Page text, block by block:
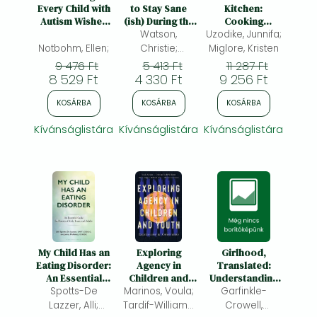
Frieren manga
One-Punch Man manga
Every Child with
Autism Wishes
Anniversary
Edition
Notbohm, Ellen;
9 476 Ft
8 529 Ft
KOSÁRBA
Kívánságlistára
to Stay Sane
(ish) During the
Teen Years
Watson,
Christie;
Egberongbe,
Rowan
5 413 Ft
4 330 Ft
KOSÁRBA
Kívánságlistára
Kitchen:
Cooking
Together to
Nurture Your
Child's
Curiosity,
Confidence, and
Love of Food
Uzodike, Junnifa;
Miglore, Kristen
11 287 Ft
9 256 Ft
KOSÁRBA
Kívánságlistára
My Child Has an
Eating Disorder:
An Essential
Guide for
Parents of Kids,
Spotts-De
Lazzer, Alli;
Exploring
Agency in
Children and
Youth:
Expressions and
Marinos, Voula;
Tardif-Williams,
Girlhood,
Translated:
Understanding
Young Women in
the Age of
Garfinkle-
Crowell,